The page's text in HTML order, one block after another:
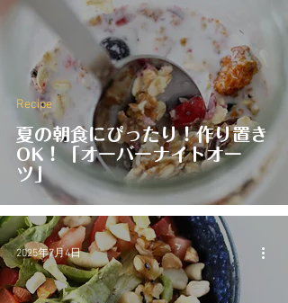
夏の朝食にぴったり！作り置き
OK！「オーバーナイトオー
ツ」
Recipe
2025年7月4日